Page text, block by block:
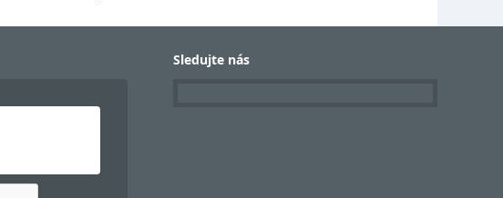
Sledujte nás